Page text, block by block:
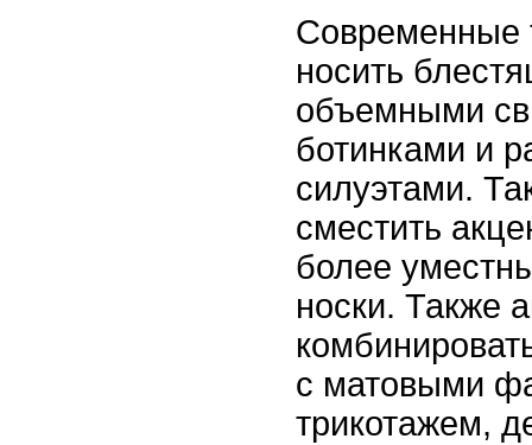
Современные
носить
объемными
ботинками и
силуэтами.
сместить
более
носки. Также
с матовыми
трикотажем,